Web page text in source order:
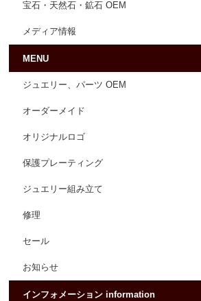
宝石・天然石・鉱石 OEM
メディア情報
MENU
ジュエリー、パーツ OEM
オーダーメイド
オリジナルロゴ
保護プレーティング
ジュエリー組み立て
修理
セール
お知らせ
インフォメーション information